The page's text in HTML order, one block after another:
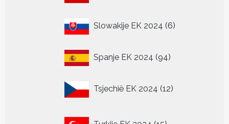
Slowakije EK 2024 6
producten
Spanje EK 2024 9494
Tsjechië EK 2024 12
producten